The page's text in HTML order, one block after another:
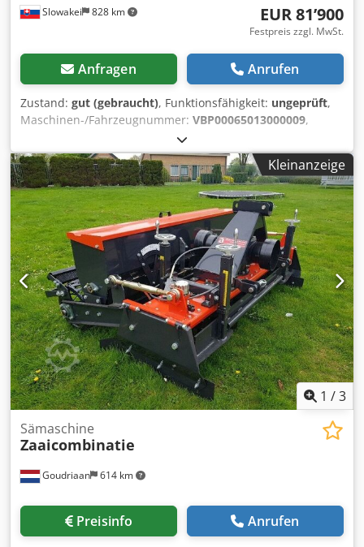
Slowakei 828 km EUR 81’900
Festpreis zzgl. MwSt.
Anfragen Anrufen
Zustand: gut (gebraucht), Funktionsfähigkeit: ungeprüft,
Maschinen-/Fahrzeugnummer: VBP00065013000009,
, PÖTTINGER TERRASEM V 6000 DZ ist eine
moderne, universelle Sämaschine für die präzise Aussaat
von Getreide und Zwischenfrüchten mit Option zur
Düngerausbringung. Sie gehört zur TERRASEM-Serie des
Herstellers Pöttinger. Grundlegende Informationen: Typ:
Kombinierte Sämaschine (Saatbettbereitung und Aussaat
in Kombination) Baujahr: ca. 2021 – aktuell Einsatz:
Konventionelle, Mulchsaat- und Direktsaatverfahren
Djdpfxjy Em H Uo Akiokr Option: Aussaat + Düngung (Die
DZ-Version = Doppeltank/Dualsystem) Technische Daten:
Arbeitsbreite: 6 m Transportbreite: 3 m Reihenanzahl: 48
Reihenabstand: 12,5 cm Andruckrollendurchmesser: ca.
380 mm Behältervolumen: bis ~5600 l (getrennt, z.B. 40:60)
Erforderliche Traktorleistung: ca. 180 – 250 PS
Kleinanzeige
1 /3
Goudriaan 614 km
Sämaschine
Zaaicombinatie
Preisinfo Anrufen